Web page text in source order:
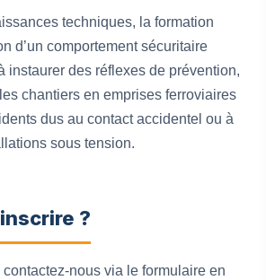
techniques, la formation
d’un comportement sécuritaire
instaurer des réflexes de prévention,
chantiers en emprises ferroviaires
dus au contact accidentel ou à
sous tension.
?
nous via le formulaire en